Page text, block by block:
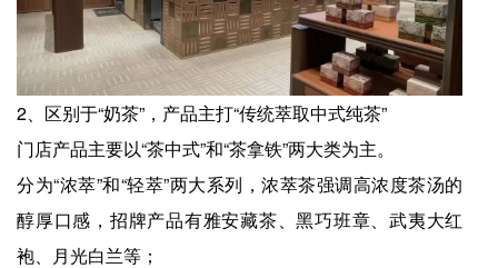
2、区别于“奶茶”，产品主打“传统萃取中式纯茶”
门店产品主要以“茶中式”和“茶拿铁”两大类为主。
分为“浓萃”和“轻萃”两大系列，浓萃茶强调高浓度茶汤的
醇厚口感，招牌产品有雅安藏茶、黑巧班章、武夷大红
袍、月光白兰等；